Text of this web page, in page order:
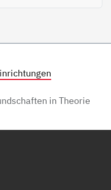
in Theorie